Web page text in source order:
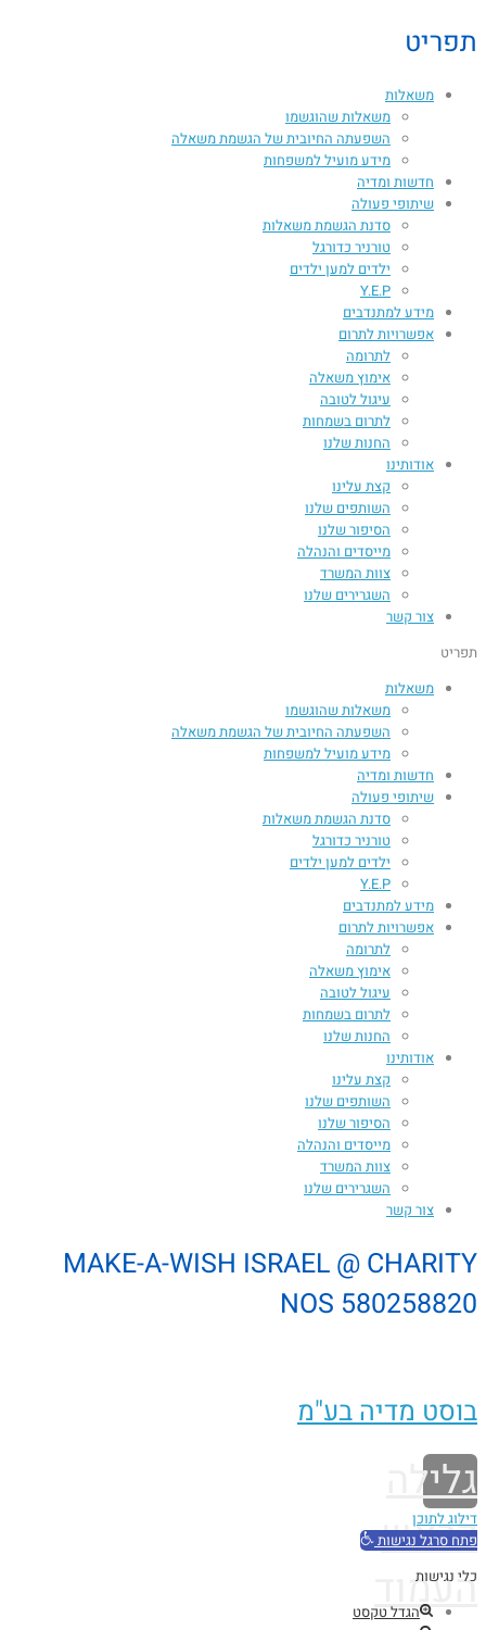
תפריט
משאלות
משאלות שהוגשמו
השפעתה החיובית של הגשמת משאלה​
מידע מועיל למשפחות
חדשות ומדיה
שיתופי פעולה
סדנת הגשמת משאלות
טורניר כדורגל
ילדים למען ילדים
Y.E.P
מידע למתנדבים
אפשרויות לתרום
לתרומה
אימוץ משאלה
עיגול לטובה
לתרום בשמחות
החנות שלנו
אודותינו
קצת עלינו
השותפים שלנו
הסיפור שלנו
מייסדים והנהלה
צוות המשרד
השגרירים שלנו
צור קשר
תפריט
משאלות
משאלות שהוגשמו
השפעתה החיובית של הגשמת משאלה​
מידע מועיל למשפחות
חדשות ומדיה
שיתופי פעולה
סדנת הגשמת משאלות
טורניר כדורגל
ילדים למען ילדים
Y.E.P
מידע למתנדבים
אפשרויות לתרום
לתרומה
אימוץ משאלה
עיגול לטובה
לתרום בשמחות
החנות שלנו
אודותינו
קצת עלינו
השותפים שלנו
הסיפור שלנו
מייסדים והנהלה
צוות המשרד
השגרירים שלנו
צור קשר
MAKE-A-WISH ISRAEL @ CHARITY
NOS 580258820
בוסט מדיה בע"מ
גלילה
לראש
העמוד
דילוג לתוכן
פתח סרגל נגישות
כלי נגישות
הגדל טקסט